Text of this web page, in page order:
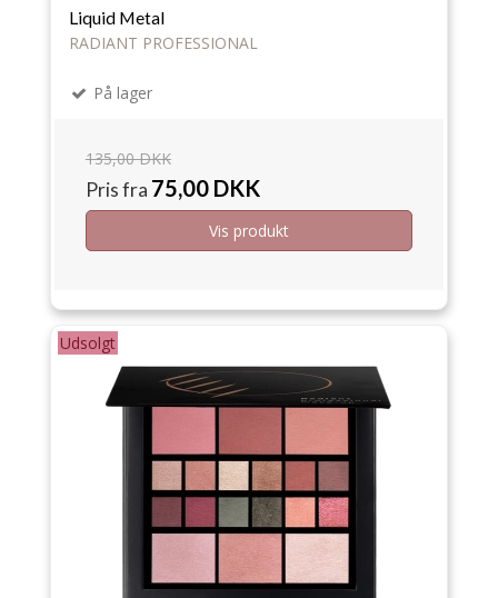
Liquid Metal
RADIANT PROFESSIONAL
På lager
135,00 DKK
Pris fra 75,00 DKK
Vis produkt
Udsolgt